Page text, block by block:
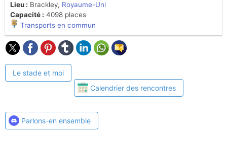
Lieu : Brackley, Royaume-Uni
Capacité : 4098 places
Transports en commun
Le stade et moi
Calendrier des rencontres
Parlons-en ensemble